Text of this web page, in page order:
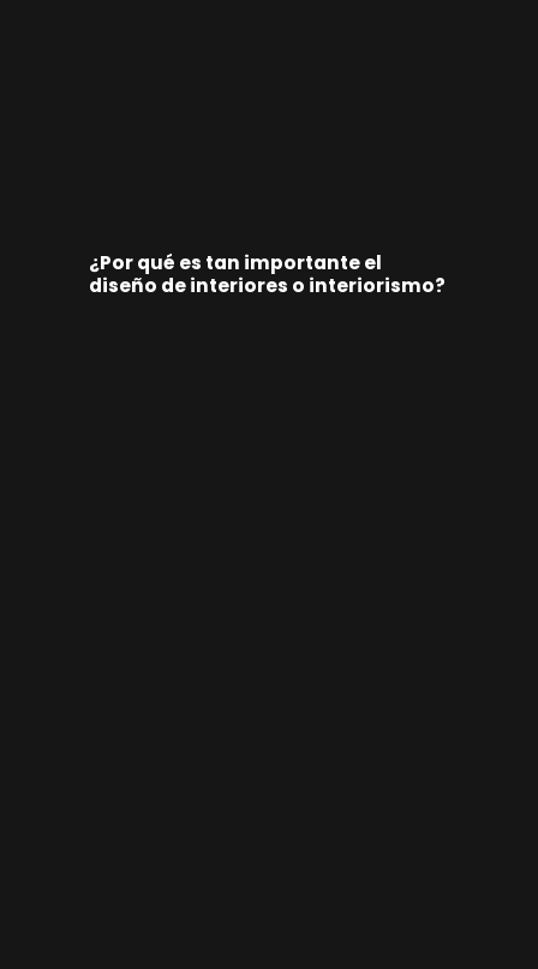
¿Por qué es tan importante el
diseño de interiores o interiorismo?